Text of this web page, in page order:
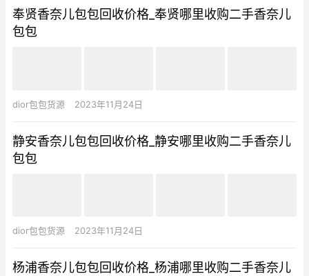
奉贤香奈儿包包回收价格_奉贤哪里收购二手香奈儿
包包
dior包包货源 2023年11月24日
静安香奈儿包包回收价格_静安哪里收购二手香奈儿
包包
dior包包货源 2023年11月24日
杨浦香奈儿包包回收价格_杨浦哪里收购二手香奈儿